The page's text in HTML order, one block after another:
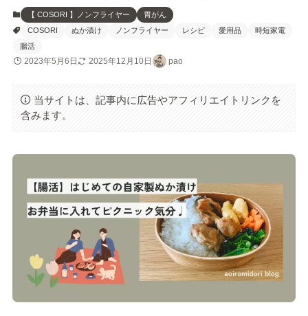
【 COSORI 】ノンフライヤー
胃がん
COSORI
ぬか漬け ノンフライヤー レシピ 愛用品
時短家電
腸活
2023年5月6日 2025年12月10日 pao
当サイトは、記事内に広告やアフィリエイトリンクを
含みます。